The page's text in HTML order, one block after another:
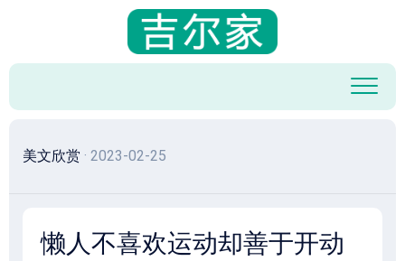
容
美文欣赏 · 2023-02-25
懒人不喜欢运动却善于开动